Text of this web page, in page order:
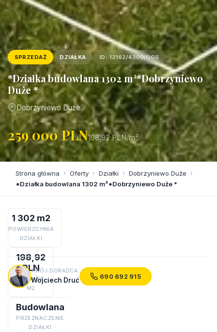
SPRZEDAŻ DZIAŁKA ID: 12162/4300/OGS
*Działka budowlana 1302 m²*Dobrzyniewo
Duże *
Dobrzyniewo Duże
259 000 PLN198,92 PLN/m²
Strona główna › Oferty › Działki › Dobrzyniewo Duże ›
*Działka budowlana 1302 m²*Dobrzyniewo Duże *
1 302 m2
POWIERZCHNIA
DZIAŁKI
198,92
PLN
CENA ZA
M2
Budowlana
PRZEZNACZENIE
DZIAŁKI
TWÓJ DORADCA
Wojciech Druć 690 692 915